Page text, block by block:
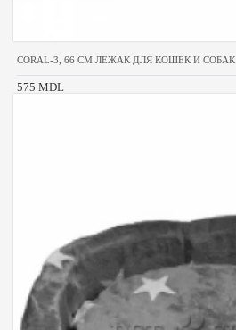
CORAL-3, 66 CM ЛЕЖАК ДЛЯ КОШЕК И СОБАК
575 MDL